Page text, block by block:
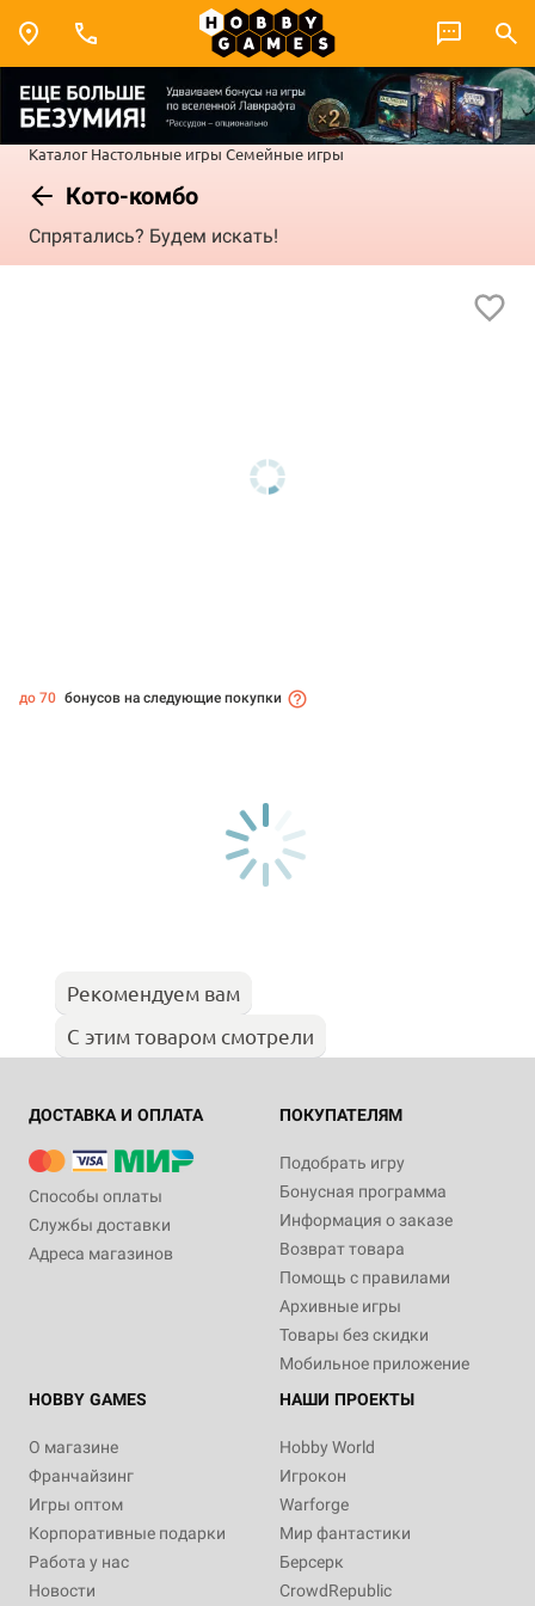
Каталог Настольные игры Семейные игры
Кото-комбо
Спрятались? Будем искать!
до 70 бонусов на следующие покупки
Рекомендуем вам
С этим товаром смотрели
ДОСТАВКА И ОПЛАТА
Способы оплаты
Службы доставки
Адреса магазинов
ПОКУПАТЕЛЯМ
Подобрать игру
Бонусная программа
Информация о заказе
Возврат товара
Помощь с правилами
Архивные игры
Товары без скидки
Мобильное приложение
HOBBY GAMES
О магазине
Франчайзинг
Игры оптом
Корпоративные подарки
Работа у нас
Новости
НАШИ ПРОЕКТЫ
Hobby World
Игрокон
Warforge
Мир фантастики
Берсерк
CrowdRepublic